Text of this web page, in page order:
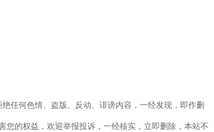
任何色情、盗版、反动、诽谤内容，一经发现，即作删
的权益，欢迎举报投诉，一经核实，立即删除，本站不